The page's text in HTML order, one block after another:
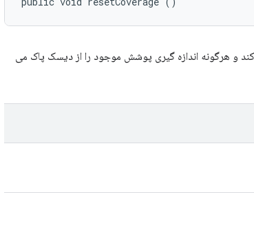
و هرگونه اندازه گیری پوشش موجود را از دیسک پاک می